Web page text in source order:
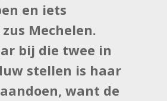
en iets
Mechelen.
bij die twee in
stellen is haar
want de